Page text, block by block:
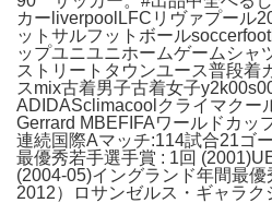
カーliverpoolLFCリヴァプール
ットサルフットボール
ップユニユニホームゲームシャ
ストリートタウンユース普段着
スmix古着男子古着女子
ADIDASclimacoolクライマクー
Gerrard MBEFIFAワールドカッ
連続国際Aマッチ:114試合21ゴ
最優秀若手選手賞 : 1回
(2004-05)イングランド年間最
2012）ロサンゼルス・ギャラク